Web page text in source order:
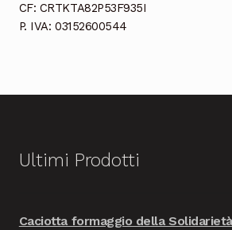
CF: CRTKTA82P53F935I
P. IVA: 03152600544
Ultimi Prodotti
Caciotta formaggio della